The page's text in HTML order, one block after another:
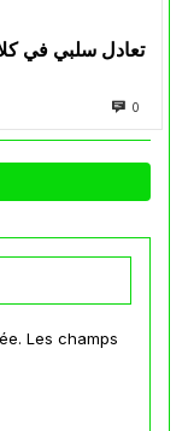
تعادل سلبي في
0
Les champs